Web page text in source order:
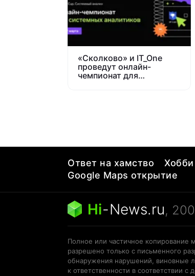
«Сколково» и IT_One
проведут онлайн-
чемпионат для
Ответ на хамство
Google Maps открытие
Hi-News.ru,
Полное или частичное копирование
разрешено только с письменного
обнаружения нарушений, виновные
к ответственности в соответствии